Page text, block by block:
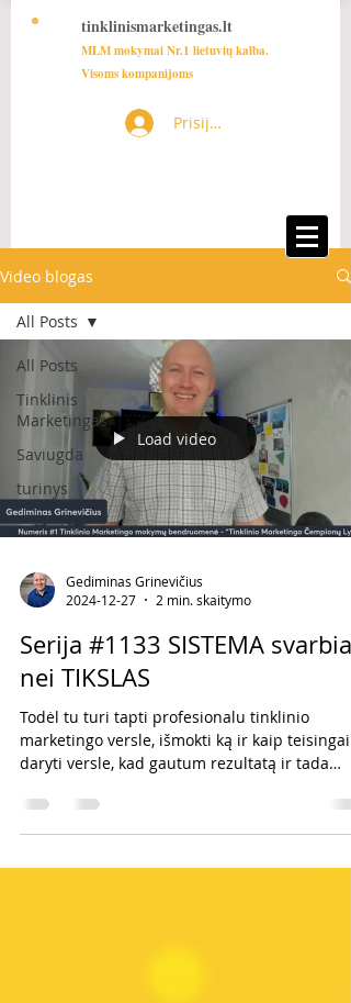
tinklinismarketingas.lt
MLM mokymai Nr.1 lietuvių kalba.
Visoms kompanijoms
Prisijungti
Video blogas
All Posts
Tinklinis
Marketingas
Saviugda
turinys
All Posts
Load video
Gediminas Grinevičius
2024-12-27
2 min. skaitymo
Serija #1133 SISTEMA svarbiau
nei TIKSLAS
Todėl tu turi tapti profesionalu tinklinio
marketingo versle, išmokti ką ir kaip teisingai
daryti versle, kad gautum rezultatą ir tada